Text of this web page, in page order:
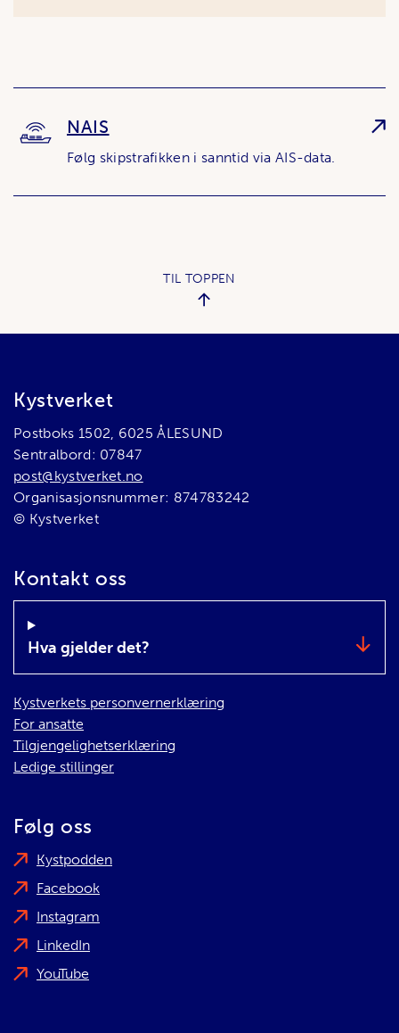
NAIS
Følg skipstrafikken i sanntid via AIS-data.
TIL TOPPEN
Bunnområde
Kystverket
Postboks 1502, 6025 ÅLESUND
Sentralbord: 07847
post@kystverket.no
Organisasjonsnummer: 874783242
© Kystverket
Kontakt oss
Hva gjelder det?
Kystverkets personvernerklæring
For ansatte
Tilgjengelighetserklæring
Ledige stillinger
Følg oss
Kystpodden
Facebook
Instagram
LinkedIn
YouTube